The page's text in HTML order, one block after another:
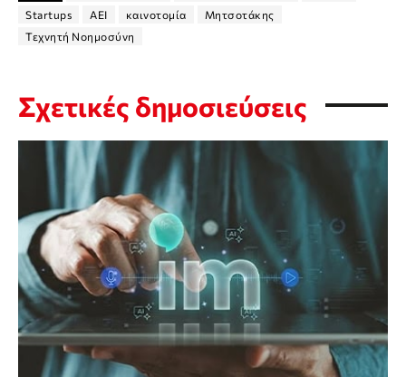
Startups
ΑΕΙ καινοτομία
Μητσοτάκης
Τεχνητή Νοημοσύνη
Σχετικές δημοσιεύσεις